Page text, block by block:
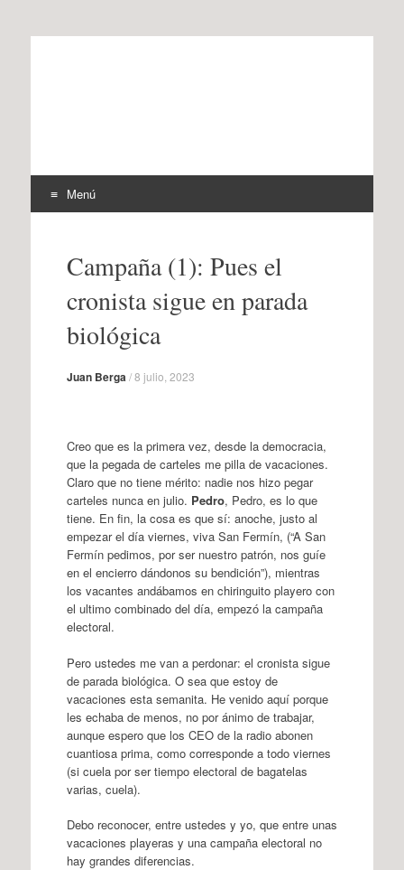
Menú
contenidoCampaña (1): Pues el
cronista sigue en parada
biológica
Juan Berga /8 julio, 2023
Creo que es la primera vez, desde la democracia,
que la pegada de carteles me pilla de vacaciones.
Claro que no tiene mérito: nadie nos hizo pegar
carteles nunca en julio. Pedro, Pedro, es lo que
tiene. En fin, la cosa es que sí: anoche, justo al
empezar el día viernes, viva San Fermín, (“A San
Fermín pedimos, por ser nuestro patrón, nos guíe
en el encierro dándonos su bendición”), mientras
los vacantes andábamos en chiringuito playero con
el ultimo combinado del día, empezó la campaña
electoral.
Pero ustedes me van a perdonar: el cronista sigue
de parada biológica. O sea que estoy de
vacaciones esta semanita. He venido aquí porque
les echaba de menos, no por ánimo de trabajar,
aunque espero que los CEO de la radio abonen
cuantiosa prima, como corresponde a todo viernes
(si cuela por ser tiempo electoral de bagatelas
varias, cuela).
Debo reconocer, entre ustedes y yo, que entre unas
vacaciones playeras y una campaña electoral no
hay grandes diferencias.